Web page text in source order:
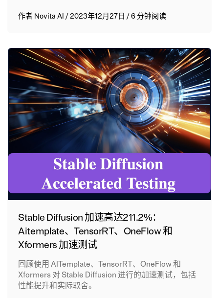
作者 Novita AI / 2023年12月27日 /6 分钟阅读
Stable Diffusion 加速高达211.2%：
Aitemplate、TensorRT、OneFlow 和
Xformers 加速测试
回顾使用 AITemplate、TensorRT、OneFlow 和
Xformers 对 Stable Diffusion 进行的加速测试，包括
性能提升和实际取舍。